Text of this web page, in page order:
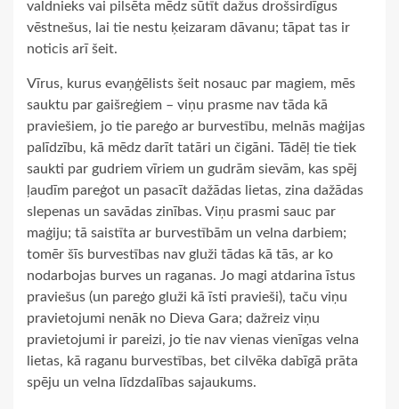
valdnieks vai pilsēta mēdz sūtīt dažus drošsirdīgus
vēstnešus, lai tie nestu ķeizaram dāvanu; tāpat tas ir
noticis arī šeit.
Vīrus, kurus evaņģēlists šeit nosauc par magiem, mēs
sauktu par gaišreģiem – viņu prasme nav tāda kā
praviešiem, jo tie pareģo ar burvestību, melnās maģijas
palīdzību, kā mēdz darīt tatāri un čigāni. Tādēļ tie tiek
saukti par gudriem vīriem un gudrām sievām, kas spēj
ļaudīm pareģot un pasacīt dažādas lietas, zina dažādas
slepenas un savādas zinības. Viņu prasmi sauc par
maģiju; tā saistīta ar burvestībām un velna darbiem;
tomēr šīs burvestības nav gluži tādas kā tās, ar ko
nodarbojas burves un raganas. Jo magi atdarina īstus
praviešus (un pareģo gluži kā īsti pravieši), taču viņu
pravietojumi nenāk no Dieva Gara; dažreiz viņu
pravietojumi ir pareizi, jo tie nav vienas vienīgas velna
lietas, kā raganu burvestības, bet cilvēka dabīgā prāta
spēju un velna līdzdalības sajaukums.